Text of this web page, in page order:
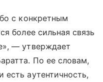
с конкретным
более сильная связь
— утверждает
По ее словам,
аутентичность,